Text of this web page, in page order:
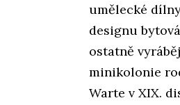
umělecké
designu
ostatně
minikolonie
Warte v XIX.